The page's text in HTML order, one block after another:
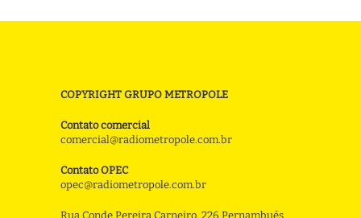
COPYRIGHT GRUPO METROPOLE
Contato comercial
comercial@radiometropole.com.br
Contato OPEC
opec@radiometropole.com.br
Rua Conde Pereira Carneiro, 226 Pernambués